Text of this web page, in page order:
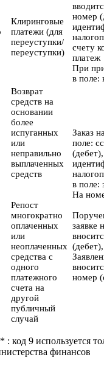
Клиринговые
платежи (для
переуступки/
переуступки)
номер
счету
платеж
При
в поле:
Возврат
средств на
основании
более
испуганных
или
неправильно
выплаченных
средств
Репост
многократно
оплаченных
или
неоплаченных
средства с
одного
платежного
счета на
другой
публичный
случай
Заказ
поле:
в поле:
На
заявке
номер
код 9 используется
финансов